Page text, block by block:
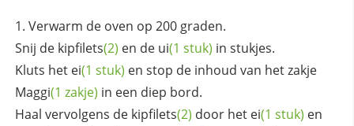
Verwarm de oven op 200 graden.
Snij de kipfilets(2) en de ui(1 stuk) in stukjes.
Kluts het ei(1 stuk) en stop de inhoud van het zakje
Maggi(1 zakje) in een diep bord.
Haal vervolgens de kipfilets(2) door het ei(1 stuk) en